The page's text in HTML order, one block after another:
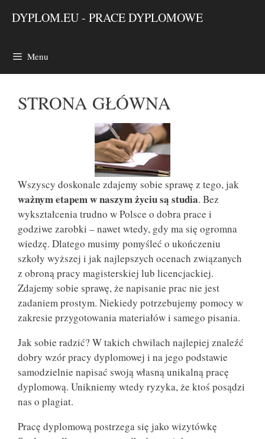
DYPLOM.EU - PRACE DYPLOMOWE
Menu
STRONA GŁÓWNA
Wszyscy doskonale zdajemy sobie sprawę z tego, jak
ważnym etapem w naszym życiu są studia. Bez
wykształcenia trudno w Polsce o dobra prace i
godziwe zarobki – nawet wtedy, gdy ma się ogromna
wiedzę. Dlatego musimy pomyśleć o ukończeniu
szkoły wyższej i jak najlepszych ocenach związanych
z obroną pracy magisterskiej lub licencjackiej.
Zdajemy sobie sprawę, że napisanie prac nie jest
zadaniem prostym. Niekiedy potrzebujemy pomocy w
zakresie przygotowania materiałów i samego pisania.
Jak sobie radzić? W takich chwilach najlepiej znaleźć
dobry wzór pracy dyplomowej i na jego podstawie
samodzielnie napisać swoją własną unikalną pracę
dyplomową. Unikniemy wtedy ryzyka, że ktoś posądzi
nas o plagiat.
Pracę dyplomową postrzega się jako wizytówkę